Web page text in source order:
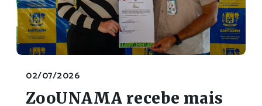
02/07/2026
ZooUNAMA recebe mais